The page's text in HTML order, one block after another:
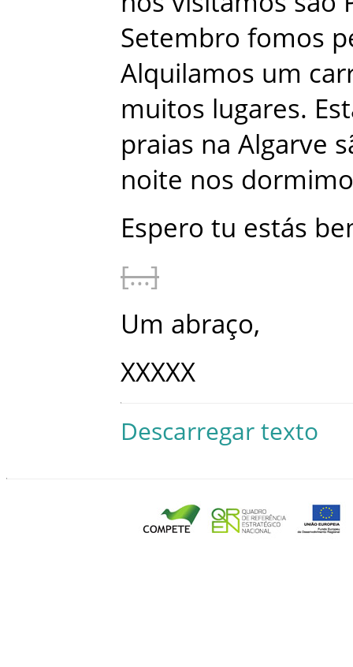
Setembro fomos
Alquilamos um
muitos lugares.
praias na Algarve
noite nos
Espero tu estás
Um abraço,
XXXXX
Descarregar texto